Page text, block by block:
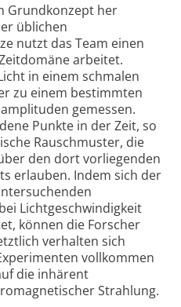
Grundkonzept her
üblichen
nutzt das Team einen
arbeitet.
in einem schmalen
zu einem bestimmten
gemessen.
Punkte in der Zeit, so
Rauschmuster, die
den dort vorliegenden
erlauben. Indem sich der
Lichtgeschwindigkeit
können die Forscher
verhalten sich
vollkommen
die inhärent
Strahlung.